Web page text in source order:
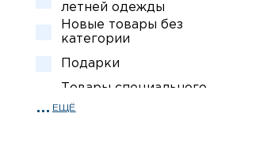
летней одежды
Новые товары без
категории
Подарки
Товары специального
назначения
ЕЩЁ